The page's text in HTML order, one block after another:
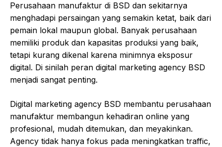
Perusahaan manufaktur di BSD dan sekitarnya
menghadapi persaingan yang semakin ketat, baik dari
pemain lokal maupun global. Banyak perusahaan
memiliki produk dan kapasitas produksi yang baik,
tetapi kurang dikenal karena minimnya eksposur
digital. Di sinilah peran digital marketing agency BSD
menjadi sangat penting.
Digital marketing agency BSD membantu perusahaan
manufaktur membangun kehadiran online yang
profesional, mudah ditemukan, dan meyakinkan.
Agency tidak hanya fokus pada meningkatkan traffic,